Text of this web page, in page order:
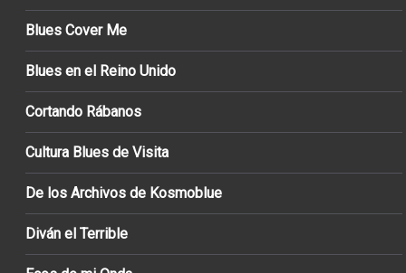
Blues Cover Me
Blues en el Reino Unido
Cortando Rábanos
Cultura Blues de Visita
De los Archivos de Kosmoblue
Diván el Terrible